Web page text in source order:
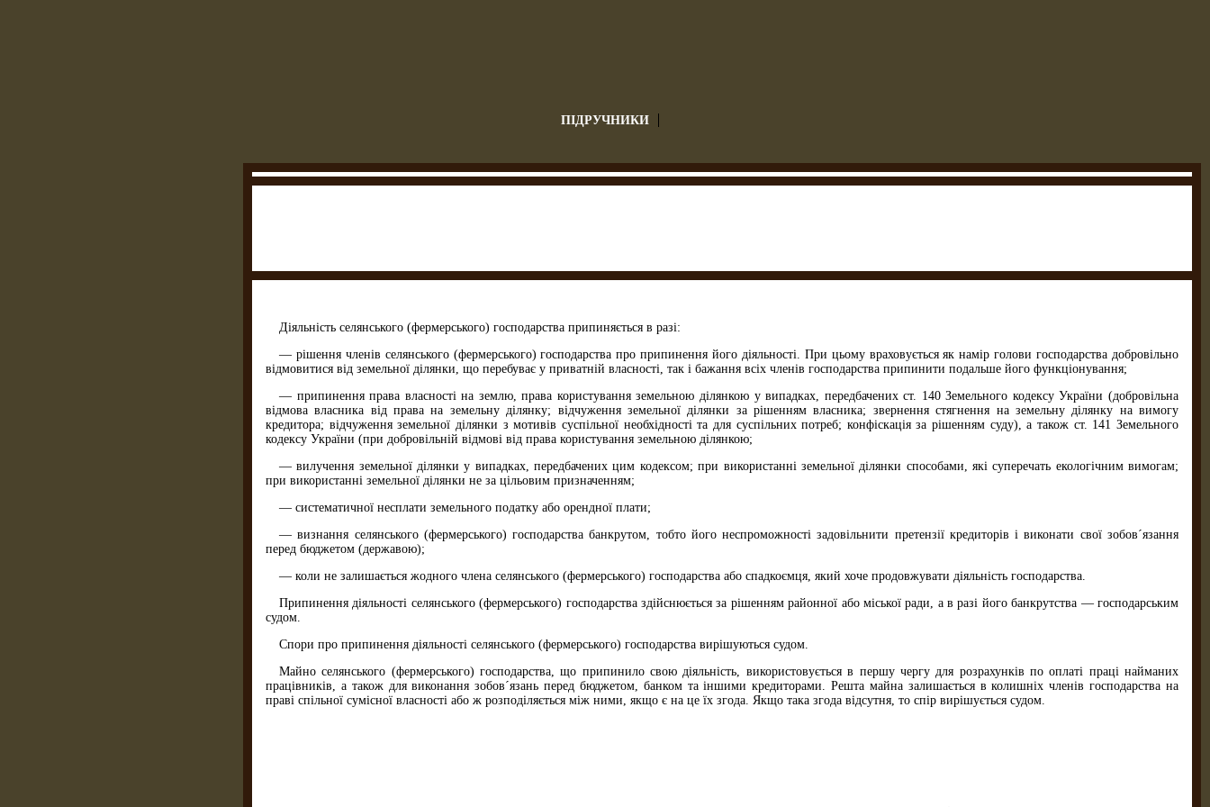
ПІДРУЧНИКИ
Діяльність селянського (фермерського) господарства припиняється в разі:
— рішення членів селянського (фермерського) господарства про припинення його діяльності. При цьому враховується як намір голови господарства добровільно
відмовитися від земельної ділянки, що перебуває у приватній власності, так і бажання всіх членів господарства припинити подальше його функціонування;
— припинення права власності на землю, права користування земельною ділянкою у випадках, передбачених ст. 140 Земельного кодексу України (добровільна
відмова власника від права на земельну ділянку; відчуження земельної ділянки за рішенням власника; звернення стягнення на земельну ділянку на вимогу
кредитора; відчуження земельної ділянки з мотивів суспільної необхідності та для суспільних потреб; конфіскація за рішенням суду), а також ст. 141 Земельного
кодексу України (при добровільній відмові від права користування земельною ділянкою;
— вилучення земельної ділянки у випадках, передбачених цим кодексом; при використанні земельної ділянки способами, які суперечать екологічним вимогам;
при використанні земельної ділянки не за цільовим призначенням;
— систематичної несплати земельного податку або орендної плати;
— визнання селянського (фермерського) господарства банкрутом, тобто його неспроможності задовільнити претензії кредиторів і виконати свої зобов´язання
перед бюджетом (державою);
— коли не залишається жодного члена селянського (фермерського) господарства або спадкоємця, який хоче продовжувати діяльність господарства.
Припинення діяльності селянського (фермерського) господарства здійснюється за рішенням районної або міської ради, а в разі його банкрутства — господарським
судом.
Спори про припинення діяльності селянського (фермерського) господарства вирішуються судом.
Майно селянського (фермерського) господарства, що припинило свою діяльність, використовується в першу чергу для розрахунків по оплаті праці найманих
працівників, а також для виконання зобов´язань перед бюджетом, банком та іншими кредиторами. Решта майна залишається в колишніх членів господарства на
праві спільної сумісної власності або ж розподіляється між ними, якщо є на це їх згода. Якщо така згода відсутня, то спір вирішується судом.